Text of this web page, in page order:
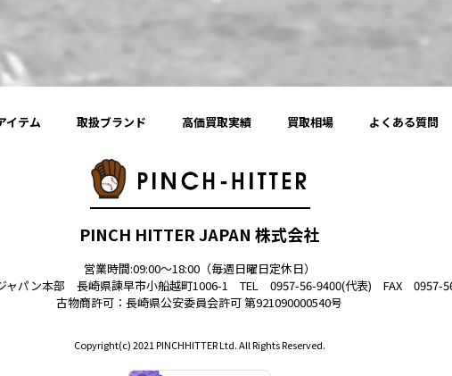
イテム 取扱ブランド 高価買取実績 買取相場 よくある質問
PINCH HITTER JAPAN 株式会社
営業時間:09:00〜18:00（毎週日曜日定休日）
ャパン本部 長崎県諫早市小船越町1006-1 TEL 0957-56-9400(代表) FAX 0957-
古物商許可：長崎県公安委員会許可 第921090000540号
Copyright(c) 2021 PINCHHITTER Ltd. All Rights Reserved.